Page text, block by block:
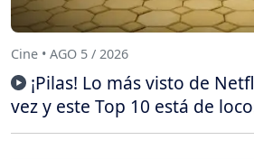
Cine • AGO 5 / 2026
¡Pilas! Lo más visto de
vez y este Top 10 está de